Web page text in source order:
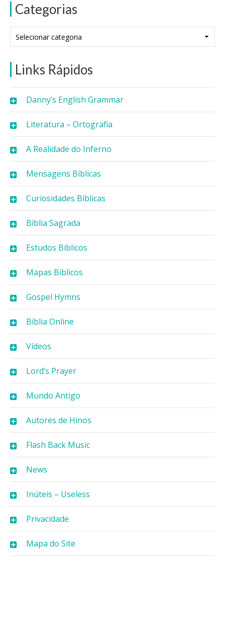
Categorias
Links Rápidos
Danny’s English Grammar
Literatura – Ortografia
A Realidade do Inferno
Mensagens Bíblicas
Curiosidades Bíblicas
Bíblia Sagrada
Estudos Bíblicos
Mapas Bíblicos
Gospel Hymns
Bíblia Online
Vídeos
Lord’s Prayer
Mundo Antigo
Autores de Hinos
Flash Back Music
News
Inúteis – Useless
Privacidade
Mapa do Site